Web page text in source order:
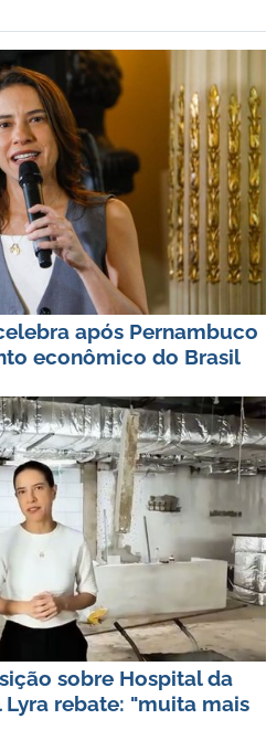
após Pernambuco
econômico do Brasil
sobre Hospital da
Lyra rebate: "muita mais